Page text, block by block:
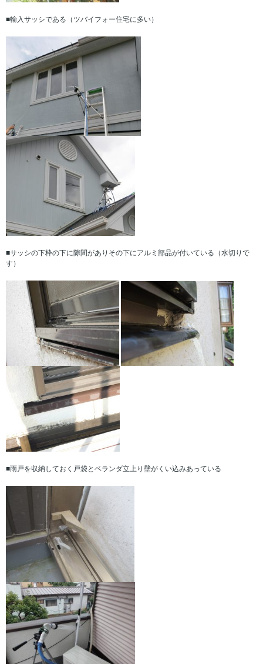
■輸入サッシである（ツバイフォー住宅に多い）
■サッシの下枠の下に隙間がありその下にアルミ部品が付いている（水切りで
す）
■雨戸を収納しておく戸袋とベランダ立上り壁がくい込みあっている